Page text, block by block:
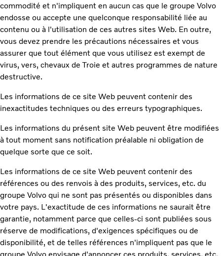
commodité et n'impliquent en aucun cas que le groupe Volvo
endosse ou accepte une quelconque responsabilité liée au
contenu ou à l'utilisation de ces autres sites Web. En outre,
vous devez prendre les précautions nécessaires et vous
assurer que tout élément que vous utilisez est exempt de
virus, vers, chevaux de Troie et autres programmes de nature
destructive.
Les informations de ce site Web peuvent contenir des
inexactitudes techniques ou des erreurs typographiques.
Les informations du présent site Web peuvent être modifiées
à tout moment sans notification préalable ni obligation de
quelque sorte que ce soit.
Les informations de ce site Web peuvent contenir des
références ou des renvois à des produits, services, etc. du
groupe Volvo qui ne sont pas présentés ou disponibles dans
votre pays. L'exactitude de ces informations ne saurait être
garantie, notamment parce que celles-ci sont publiées sous
réserve de modifications, d'exigences spécifiques ou de
disponibilité, et de telles références n'impliquent pas que le